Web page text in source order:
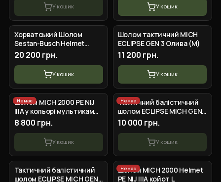
У кошик У кошик
+3вар.
Хорватський Шолом
Sestan-Busch Helmet
Койот L MID CUT
20 200 грн.
У кошик
+2вар.
Шолом тактичний MICH
ECLIPSE GEN 3 Олива (M)
11 200 грн.
У кошик
Немає
Шолом MICH 2000 PE NIJ
IIIA у кольорі мультикам
(L) | UHMWPE (PE)
8 800 грн.
У кошик
Немає
+2вар.
Тактичний балістичний
шолом ECLIPSE MICH GEN
2 Койот (M)
10 000 грн.
У кошик
+2вар.
Тактичний балістичний
шолом ECLIPSE MICH GEN
Немає
Шолом MICH 2000 Helmet
PE NIJ IIIA койот L